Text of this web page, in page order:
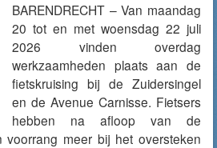
BARENDRECHT – Van maandag
20 tot en met woensdag 22 juli
2026 vinden overdag
werkzaamheden plaats aan de
fietskruising bij de Zuidersingel
en de Avenue Carnisse. Fietsers
hebben na afloop van de
voorrang meer bij het oversteken